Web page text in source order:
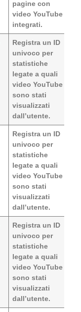
pagine con
video YouTube
integrati.
Registra un ID
univoco per
statistiche
legate a quali
video YouTube
sono stati
visualizzati
dall’utente.
Registra un ID
univoco per
statistiche
legate a quali
video YouTube
sono stati
visualizzati
dall’utente.
Registra un ID
univoco per
statistiche
legate a quali
video YouTube
sono stati
visualizzati
dall’utente.